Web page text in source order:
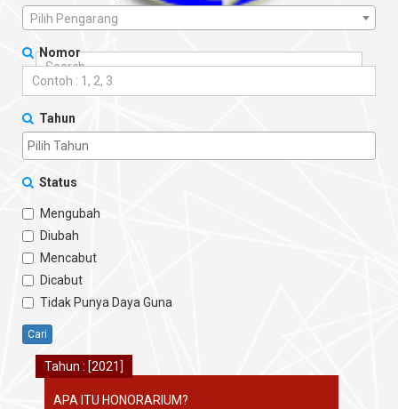
Pilih Pengarang
Nomor
Tahun
Status
Mengubah
Diubah
Mencabut
Dicabut
Tidak Punya Daya Guna
Cari
Tahun : [2021]
APA ITU HONORARIUM?